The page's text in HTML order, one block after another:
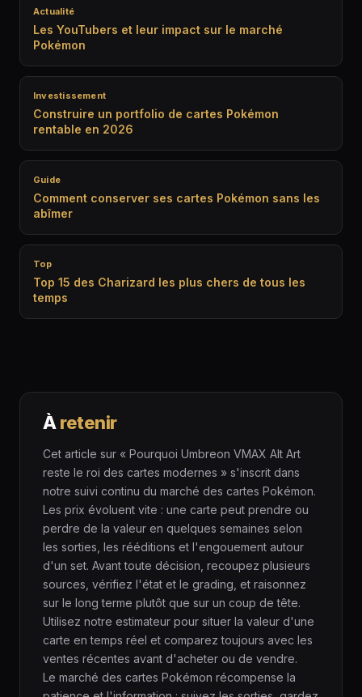
Actualité
Les YouTubers et leur impact sur le marché
Pokémon
Investissement
Construire un portfolio de cartes Pokémon
rentable en 2026
Guide
Comment conserver ses cartes Pokémon sans les
abîmer
Top
Top 15 des Charizard les plus chers de tous les
temps
À retenir
Cet article sur « Pourquoi Umbreon VMAX Alt Art
reste le roi des cartes modernes » s'inscrit dans
notre suivi continu du marché des cartes Pokémon.
Les prix évoluent vite : une carte peut prendre ou
perdre de la valeur en quelques semaines selon
les sorties, les rééditions et l'engouement autour
d'un set. Avant toute décision, recoupez plusieurs
sources, vérifiez l'état et le grading, et raisonnez
sur le long terme plutôt que sur un coup de tête.
Utilisez notre estimateur pour situer la valeur d'une
carte en temps réel et comparez toujours avec les
ventes récentes avant d'acheter ou de vendre.
Le marché des cartes Pokémon récompense la